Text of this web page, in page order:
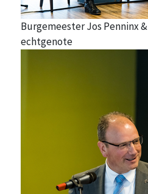
Burgemeester Jos Penninx &
echtgenote